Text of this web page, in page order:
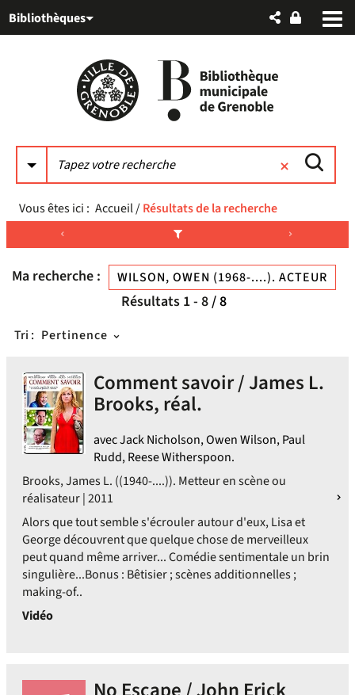
au
auBibliothèques
Vous êtes ici : Accueil/Résultats de la recherche
Ma recherche : WILSON, OWEN (1968-....). ACTEUR
Résultats 1- 8/ 8
Tri : Pertinence
Comment savoir / James L.
Brooks, réal.
avec Jack Nicholson, Owen Wilson, Paul
Rudd, Reese Witherspoon.
Brooks, James L. ((1940-....)). Metteur en scène ou
réalisateur | 2011
Alors que tout semble s'écrouler autour d'eux, Lisa et
George découvrent que quelque chose de merveilleux
peut quand même arriver... Comédie sentimentale un brin
singulière...Bonus : Bêtisier ; scènes additionnelles ;
making-of..
Vidéo